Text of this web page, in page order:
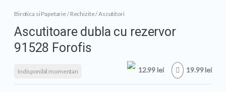
Birotica si Papetarie/Rechizite/Ascutitori
Ascutitoare dubla cu rezervor
91528 Forofis
Indisponibil momentan 19.99 lei
12.99 lei